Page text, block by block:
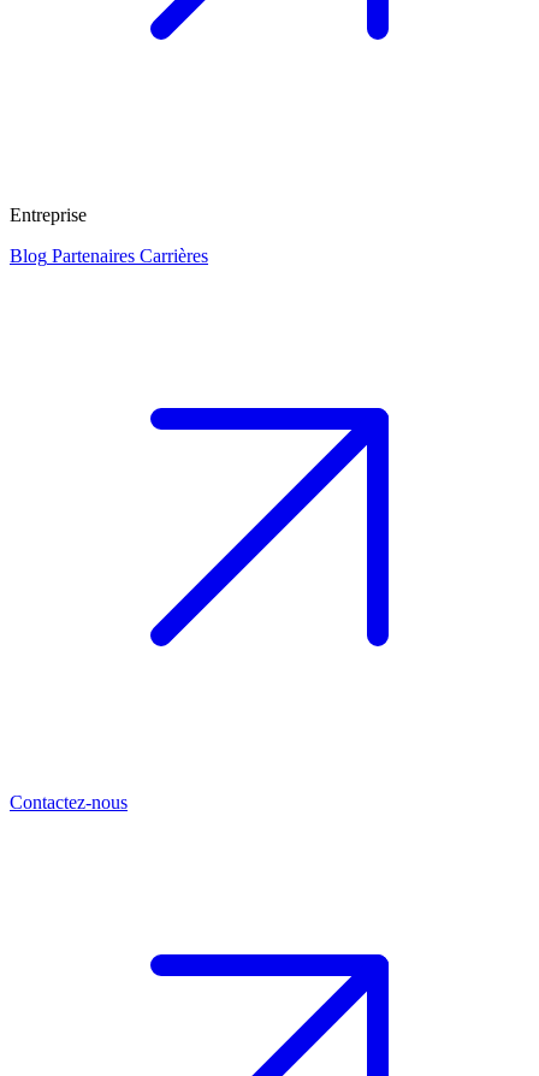
Entreprise
Blog Partenaires Carrières
Contactez-nous